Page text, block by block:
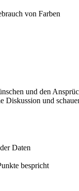
von Farben
und den
und
Daten
bespricht